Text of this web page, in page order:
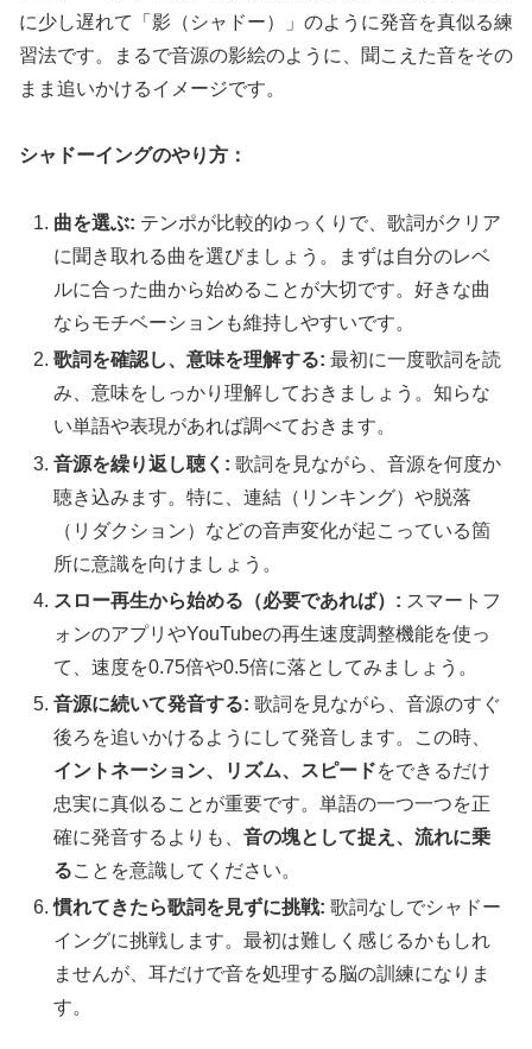
に少し遅れて「影（シャドー）」のように発音を真似る練
習法です。まるで音源の影絵のように、聞こえた音をその
まま追いかけるイメージです。
シャドーイングのやり方：
曲を選ぶ: テンポが比較的ゆっくりで、歌詞がクリア
に聞き取れる曲を選びましょう。まずは自分のレベ
ルに合った曲から始めることが大切です。好きな曲
ならモチベーションも維持しやすいです。
歌詞を確認し、意味を理解する: 最初に一度歌詞を読
み、意味をしっかり理解しておきましょう。知らな
い単語や表現があれば調べておきます。
音源を繰り返し聴く: 歌詞を見ながら、音源を何度か
聴き込みます。特に、連結（リンキング）や脱落
（リダクション）などの音声変化が起こっている箇
所に意識を向けましょう。
スロー再生から始める（必要であれば）: スマートフ
ォンのアプリやYouTubeの再生速度調整機能を使っ
て、速度を0.75倍や0.5倍に落としてみましょう。
音源に続いて発音する: 歌詞を見ながら、音源のすぐ
後ろを追いかけるようにして発音します。この時、
イントネーション、リズム、スピードをできるだけ
忠実に真似ることが重要です。単語の一つ一つを正
確に発音するよりも、音の塊として捉え、流れに乗
ることを意識してください。
慣れてきたら歌詞を見ずに挑戦: 歌詞なしでシャドー
イングに挑戦します。最初は難しく感じるかもしれ
ませんが、耳だけで音を処理する脳の訓練になりま
す。